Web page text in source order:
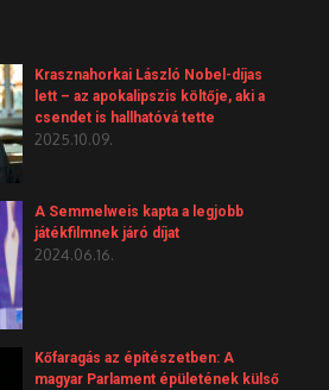
Krasznahorkai László Nobel-díjas
lett – az apokalipszis költője, aki a
csendet is hallhatóvá tette
2025.10.09.
A Semmelweis kapta a legjobb
játékfilmnek járó díjat
2024.06.16.
Kőfaragás az építészetben: A
magyar Parlament épületének külső